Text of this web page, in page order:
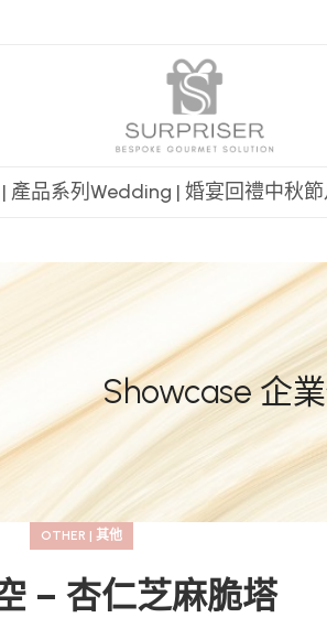
產品系列 Wedding | 婚宴回禮中秋
Showcase 企
OTHER | 其他
– 杏仁芝麻脆塔